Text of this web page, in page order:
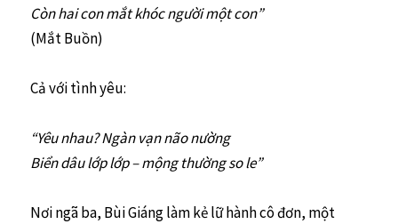
Còn hai con mắt khóc người một con”
(Mắt Buồn)
Cả với tình yêu:
“Yêu nhau? Ngàn vạn não nường
Biển dâu lớp lớp – mộng thường so le”
Nơi ngã ba, Bùi Giáng làm kẻ lữ hành cô đơn, một